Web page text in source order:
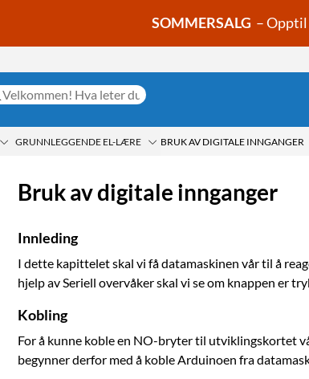
SOMMERSALG –
GRUNNLEGGENDE EL-LÆRE BRUK AV DIGITALE INNGANGER
Bruk av digitale innganger
Innleding
I dette kapittelet skal vi få datamaskinen vår til å
hjelp av Seriell overvåker skal vi se om knappen er
Kobling
For å kunne koble en NO-bryter til utviklingskortet
begynner derfor med å koble Arduinoen fra